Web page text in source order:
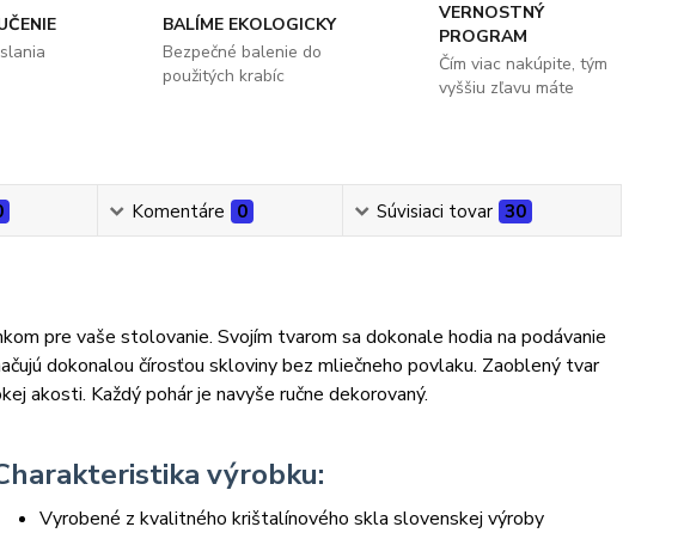
BALÍME EKOLOGICKY
Bezpečné balenie do
použitých krabíc
VERNOSTNÝ
PROGRAM
Čím viac nakúpite, tým
vyššiu zľavu máte
Komentáre 0 Súvisiaci tovar 30
pre vaše stolovanie. Svojím tvarom sa dokonale hodia na podávanie
dokonalou čírosťou skloviny bez mliečneho povlaku. Zaoblený tvar
akosti. Každý pohár je navyše ručne dekorovaný.
výrobku:
Vyrobené z kvalitného krištalínového skla slovenskej výroby